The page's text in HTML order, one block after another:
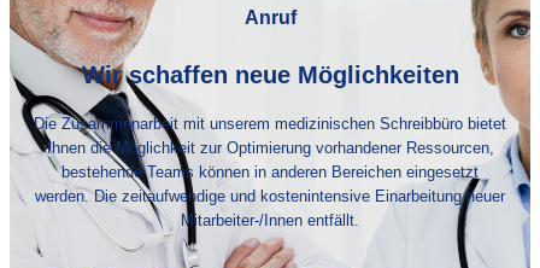
Anruf
Wir schaffen neue Möglichkeiten
Die Zusammenarbeit mit unserem medizinischen Schreibbüro bietet
Ihnen die Möglichkeit zur Optimierung vorhandener Ressourcen,
bestehende Teams können in anderen Bereichen eingesetzt
werden. Die zeitaufwendige und kostenintensive Einarbeitung neuer
Mitarbeiter-/Innen entfällt.